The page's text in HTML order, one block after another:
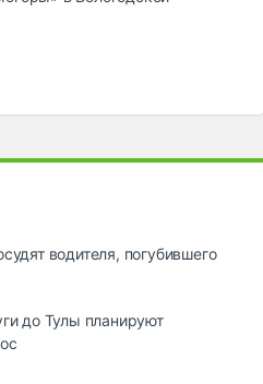
водителя, погубившего
до Тулы планируют